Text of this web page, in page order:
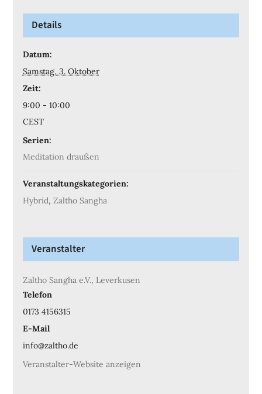
Details
Datum:
Samstag, 3. Oktober
Zeit:
9:00 - 10:00
CEST
Serien:
Meditation draußen
Veranstaltungskategorien:
Hybrid, Zaltho Sangha
Veranstalter
Zaltho Sangha e.V., Leverkusen
Telefon
0173 4156315
E-Mail
info@zaltho.de
Veranstalter-Website anzeigen